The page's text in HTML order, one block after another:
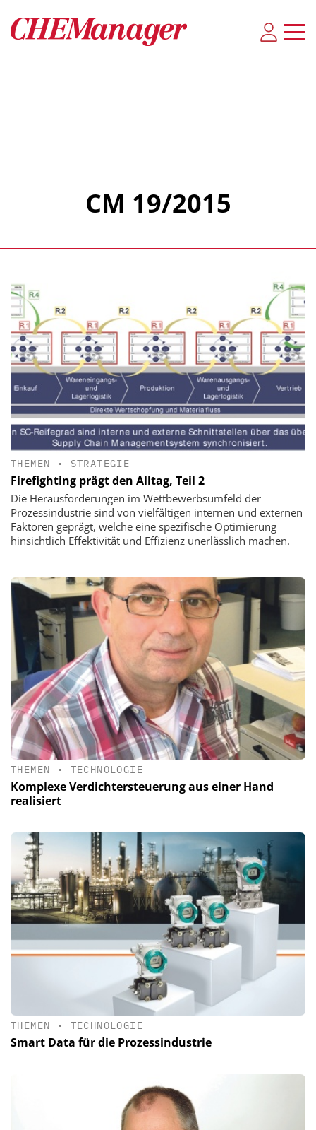
CM 19/2015
THEMEN • STRATEGIE
Firefighting prägt den Alltag, Teil 2
Die Herausforderungen im Wettbewerbsumfeld der
Prozessindustrie sind von vielfältigen internen und externen
Faktoren geprägt, welche eine spezifische Optimierung
hinsichtlich Effektivität und Effizienz unerlässlich machen.
THEMEN • TECHNOLOGIE
Komplexe Verdichtersteuerung aus einer Hand
realisiert
THEMEN • TECHNOLOGIE
Smart Data für die Prozessindustrie